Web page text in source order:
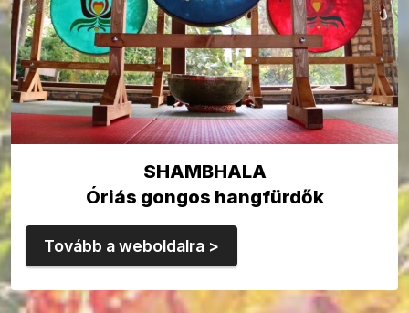
SHAMBHALA
Óriás gongos hangfürdők
Tovább a weboldalra >